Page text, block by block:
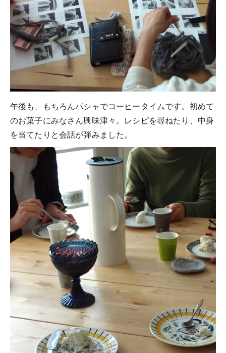
午後も、もちろんパシャでコーヒータイムです。初めて
のお菓子にみなさん興味津々。レシピを尋ねたり、中身
を当てたりと会話が弾みました。